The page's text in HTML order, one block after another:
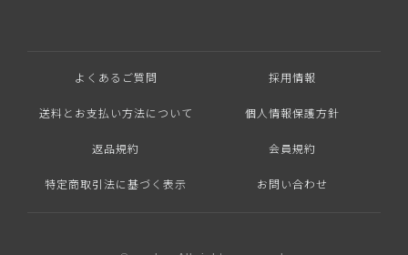
よくあるご質問 採用情報
送料とお支払い方法について 個人情報保護方針
返品規約 会員規約
特定商取引法に基づく表示 お問い合わせ